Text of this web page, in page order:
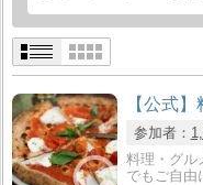
【公式
参加者：
料理・グル
でもご自由